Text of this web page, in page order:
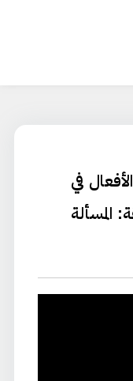
الأفعال في
المسألة